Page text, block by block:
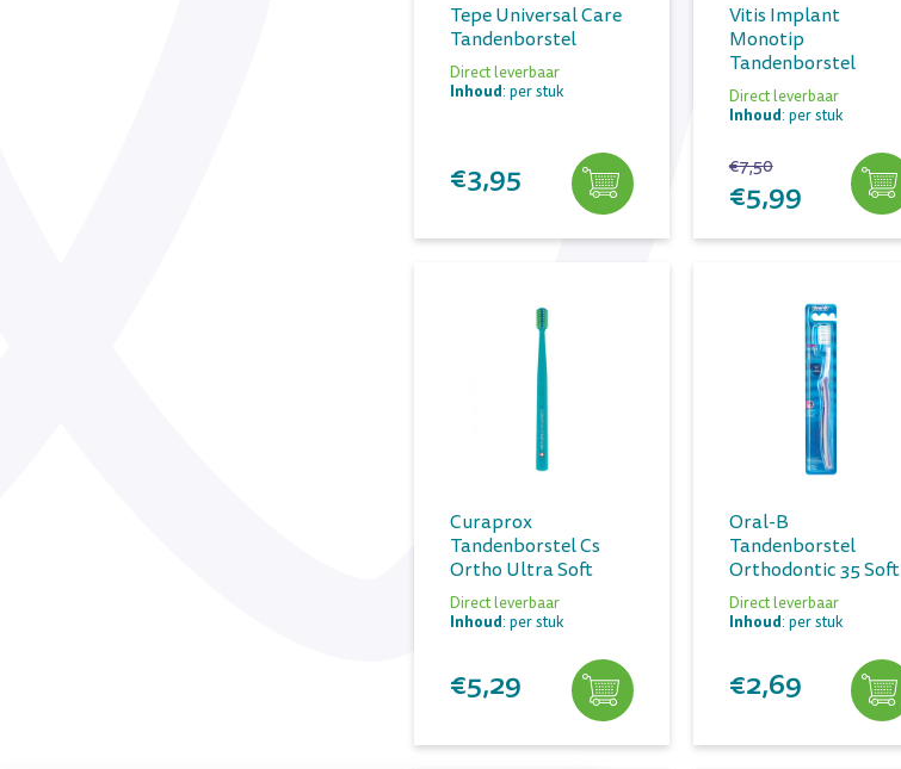
Tepe Universal Care
Tandenborstel
Direct leverbaar
Inhoud: per stuk
€3,95
Vitis Implant
Monotip
Tandenborstel
Direct leverbaar
Inhoud: per stuk
€7,50
€5,99
Curaprox
Tandenborstel Cs
Ortho Ultra Soft
Direct leverbaar
Inhoud: per stuk
€5,29
Oral-B
Tandenborstel
Orthodontic 35 Soft
Direct leverbaar
Inhoud: per stuk
€2,69